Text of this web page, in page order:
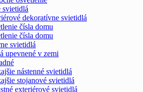
svietidlá
dekoratívne svietidlá
čísla domu
čísla domu
svietidlá
upevnené v zemi
nástenné svietidlá
stojanové svietidlá
exteriérové svietidlá